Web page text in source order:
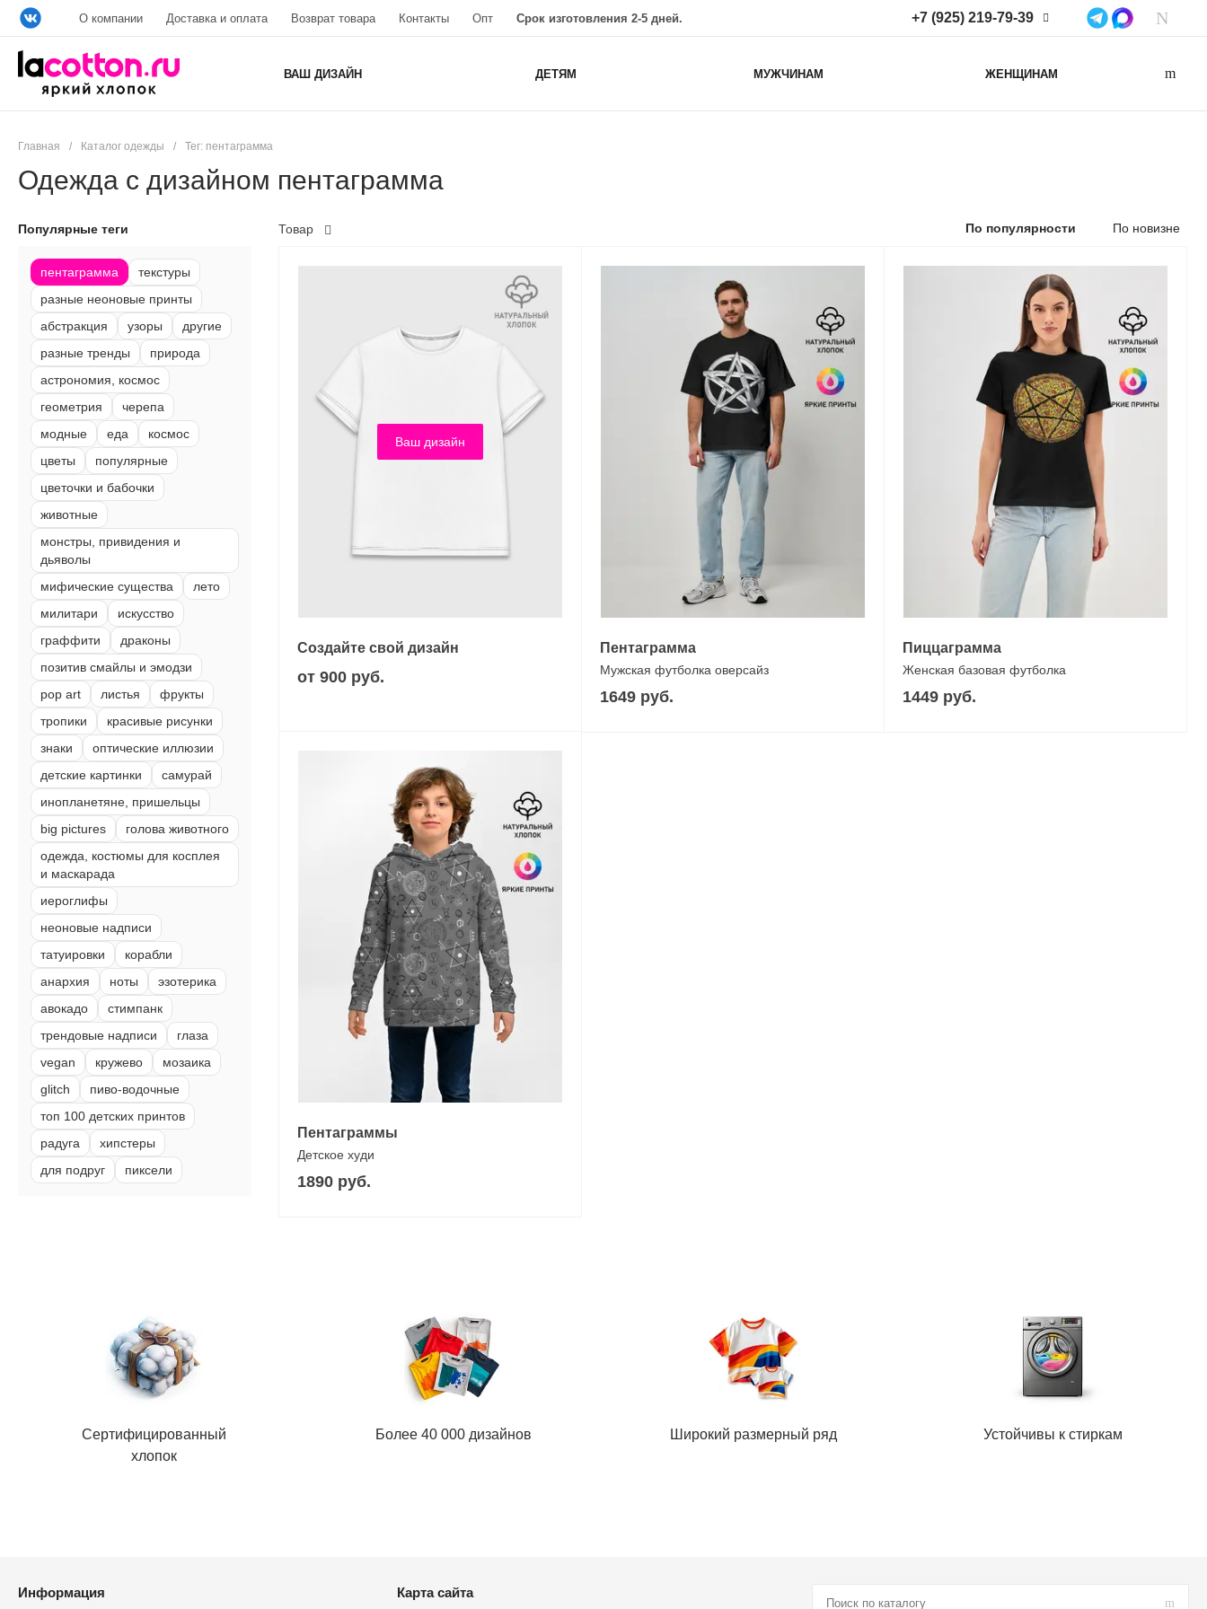
О компании Доставка и оплата Возврат товара Контакты Опт Срок изготовления 2-5 дней. +7 (925) 219-79-39
Нижегородская область,
ВАШ ДИЗАЙН ДЕТЯМ МУЖЧИНАМ ЖЕНЩИНАМ
Главная / Каталог одежды / Тег: пентаграмма
Одежда с дизайном пентаграмма
Популярные теги
пентаграмма
текстуры
разные неоновые принты
абстракция
узоры
другие
разные тренды
природа
астрономия, космос
геометрия
черепа
модные
еда
космос
цветы
популярные
цветочки и бабочки
животные
монстры, привидения и
дьяволы
мифические существа
лето
милитари
искусство
граффити
драконы
позитив смайлы и эмодзи
pop art
листья
фрукты
тропики
красивые рисунки
знаки
оптические иллюзии
детские картинки
самурай
инопланетяне, пришельцы
big pictures
голова животного
одежда, костюмы для косплея
и маскарада
иероглифы
неоновые надписи
татуировки
корабли
анархия
ноты
эзотерика
авокадо
стимпанк
трендовые надписи
глаза
vegan
кружево
мозаика
glitch
пиво-водочные
топ 100 детских принтов
радуга
хипстеры
для подруг
пиксели
Товар По популярности По новизне
Ваш дизайн
Создайте свой дизайн
от 900 руб.
Пентаграмма
Мужская футболка оверсайз
1649 руб.
Пиццаграмма
Женская базовая футболка
1449 руб.
Пентаграммы
Детское худи
1890 руб.
Сертифицированный
хлопок
Более 40 000 дизайнов Широкий размерный ряд Устойчивы к стиркам
Информация Карта сайта